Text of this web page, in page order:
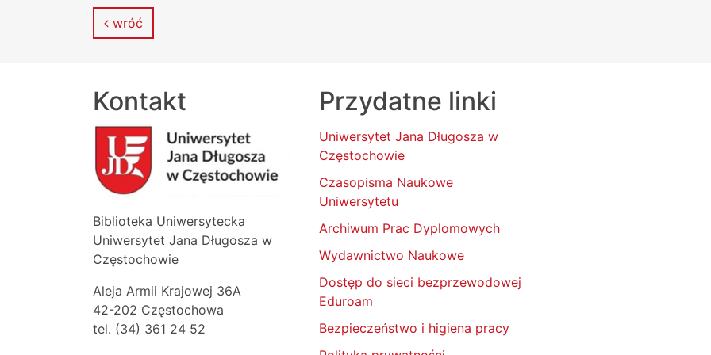
wróć
Kontakt
Biblioteka Uniwersytecka
Uniwersytet Jana Długosza w
Częstochowie
Aleja Armii Krajowej 36A
42-202 Częstochowa
tel. (34) 361 24 52
Przydatne linki
Uniwersytet Jana Długosza w
Częstochowie
Czasopisma Naukowe
Uniwersytetu
Archiwum Prac Dyplomowych
Wydawnictwo Naukowe
Dostęp do sieci bezprzewodowej
Eduroam
Bezpieczeństwo i higiena pracy